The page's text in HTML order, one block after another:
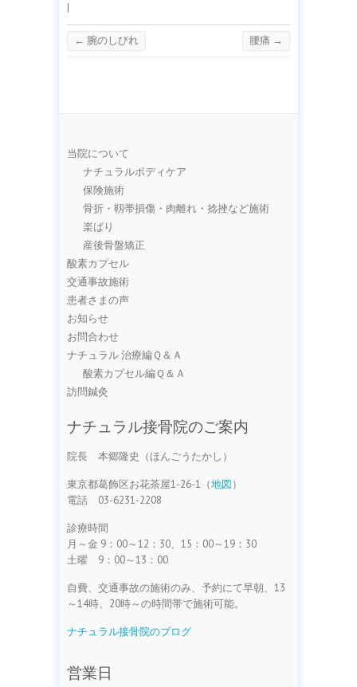
|
← 腕のしびれ 腰痛 →
当院について
ナチュラルボディケア
保険施術
骨折・靱帯損傷・肉離れ・捻挫など施術
楽ばり
産後骨盤矯正
酸素カプセル
交通事故施術
患者さまの声
お知らせ
お問合わせ
ナチュラル 治療編Ｑ＆Ａ
酸素カプセル編Ｑ＆Ａ
訪問鍼灸
ナチュラル接骨院のご案内
院長 本郷隆史（ほんごうたかし）
東京都葛飾区お花茶屋1-26-1（地図）
電話 03-6231-2208
診療時間
月～金 9：00～12：30、15：00～19：30
土曜 9：00～13：00
自費、交通事故の施術のみ、予約にて早朝、13
～14時、20時～の時間帯で施術可能。
ナチュラル接骨院のブログ
営業日